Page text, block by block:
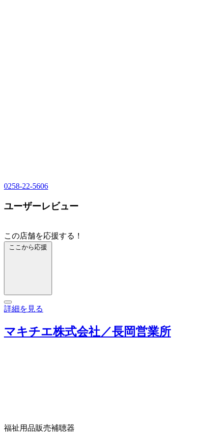
0258-22-5606
ユーザーレビュー
この店舗を応援する！
ここから応援
詳細を見る
マキチエ株式会社／長岡営業所
福祉用品販売補聴器